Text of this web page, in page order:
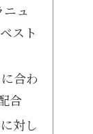
ュ
スト
合わ
合
対し